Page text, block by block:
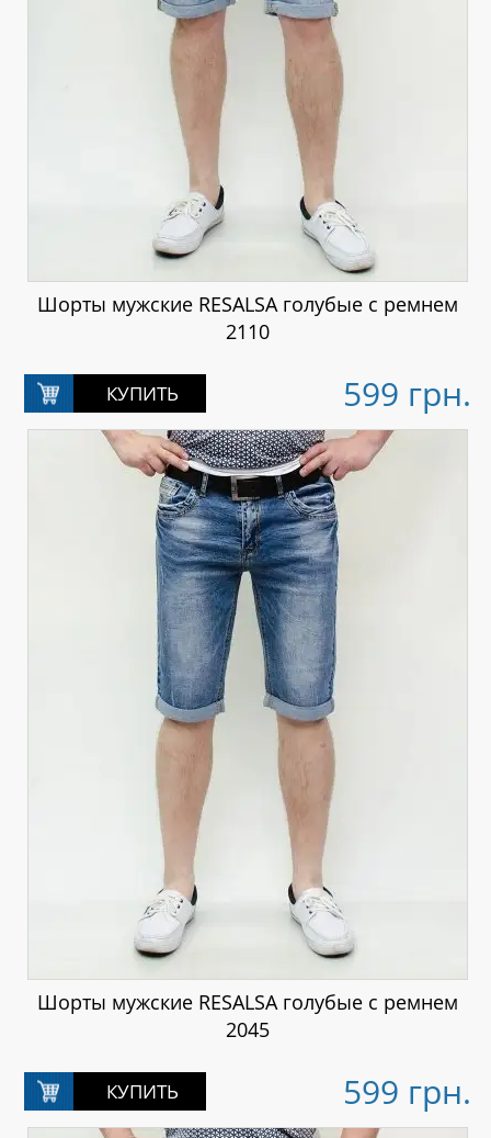
Шорты мужские RESALSA голубые с ремнем
2110
599 грн.
Шорты мужские RESALSA голубые с ремнем
2045
599 грн.